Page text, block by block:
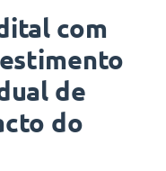
com
de
do